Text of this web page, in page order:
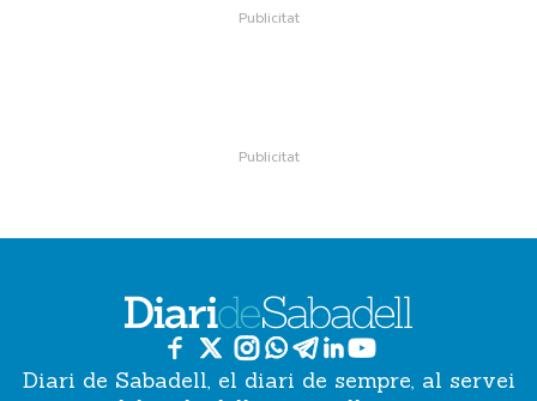
Diari de Sabadell, el diari de sempre, al servei